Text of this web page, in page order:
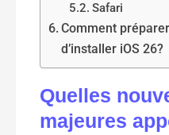
Safari
Comment
d’installer iOS 26?
Quelles
majeures